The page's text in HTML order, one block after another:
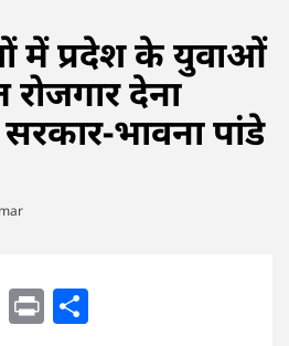
में प्रदेश के युवाओं
रोजगार देना
भावना पांडे
LinkedIn
Print